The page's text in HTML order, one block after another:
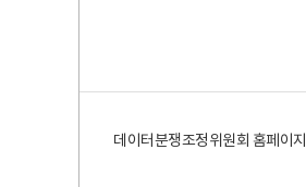
데이터분쟁조정위원회 홈페이지